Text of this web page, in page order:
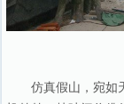
仿真假山，宛如